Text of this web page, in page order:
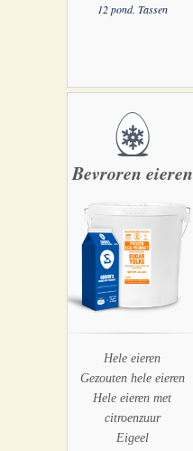
12 pond. Tassen
Bevroren eieren
Hele eieren
Gezouten hele eieren
Hele eieren met
citroenzuur
Eigeel